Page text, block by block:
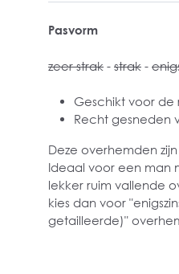
Pasvorm
zeer strak - strak -
Geschikt voor
Recht gesneden
Deze overhemden
Ideaal voor een man
lekker ruim vallende
kies dan voor
getailleerde)"